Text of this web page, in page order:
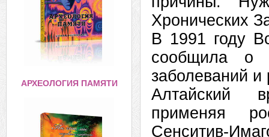
Хронических
В 1991 году
сообщила о
заболеваний
Алтайский
применяя
Сенситив-
АРХЕОЛОГИЯ ПАМЯТИ